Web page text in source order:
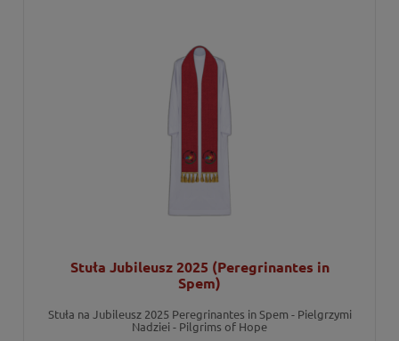
Stuła Jubileusz 2025 (Peregrinantes in
Spem)
Stuła na Jubileusz 2025 Peregrinantes in Spem - Pielgrzymi
Nadziei - Pilgrims of Hope